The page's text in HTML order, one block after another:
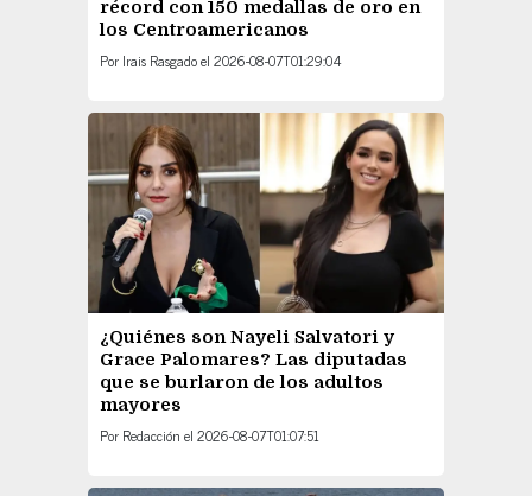
récord con 150 medallas de oro en
los Centroamericanos
Por Irais Rasgadoel 2026-08-07T01:29:04
¿Quiénes son Nayeli Salvatori y
Grace Palomares? Las diputadas
que se burlaron de los adultos
mayores
Por Redacción el 2026-08-07T01:07:51